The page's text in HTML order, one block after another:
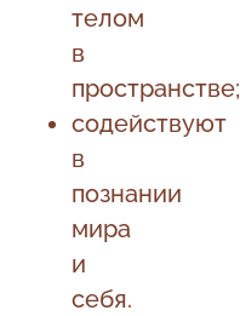
телом
в
пространстве;
содействуют
в
познании
мира
и
себя.